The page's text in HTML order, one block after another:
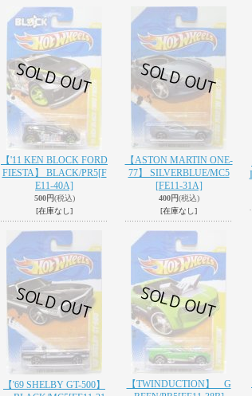
【'11 KEN BLOCK FORD
FIESTA】 BLACK/PR5[F
E11-40A]
500円(税込)
[在庫なし]
【ASTON MARTIN ONE-
77】 SILVERBLUE/MC5
[FE11-31A]
400円(税込)
[在庫なし]
【'69 SHELBY GT-500】
【TWINDUCTION】 G